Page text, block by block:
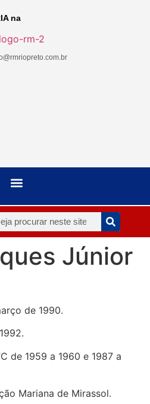
na
Júnior
de 1990.
de 1959 a 1960 e 1987 a
Mariana de Mirassol.